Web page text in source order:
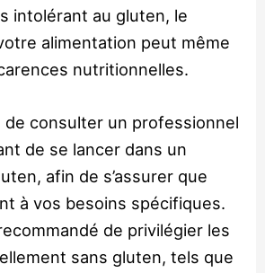
intolérant au gluten, le
alimentation peut même
nutritionnelles.
de consulter un professionnel
de se lancer dans un
afin de s’assurer que
à vos besoins spécifiques.
de privilégier les
sans gluten, tels que